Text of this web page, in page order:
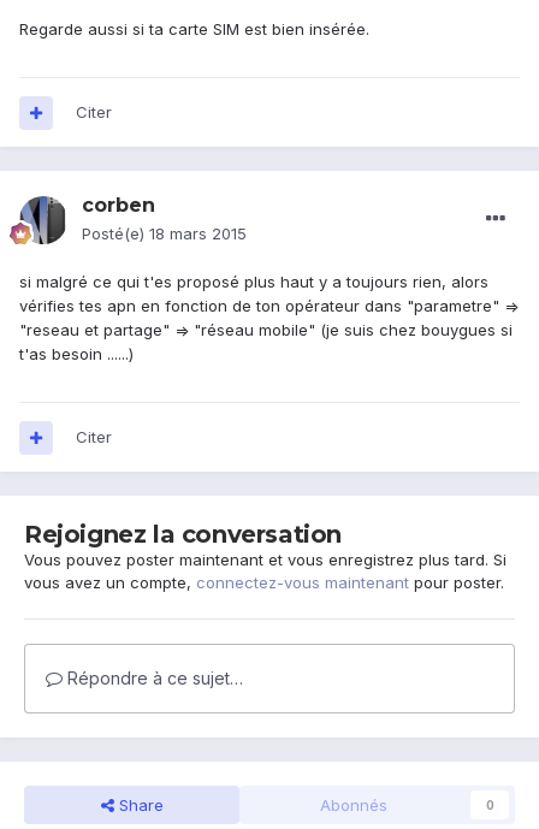
Regarde aussi si ta carte SIM est bien insérée.
Citer
corben
Posté(e) 18 mars 2015
si malgré ce qui t'es proposé plus haut y a toujours rien, alors
vérifies tes apn en fonction de ton opérateur dans "parametre" =>
"reseau et partage" => "réseau mobile" (je suis chez bouygues si
t'as besoin ......)
Citer
Rejoignez la conversation
Vous pouvez poster maintenant et vous enregistrez plus tard. Si
vous avez un compte, connectez-vous maintenant pour poster.
Répondre à ce sujet…
Share Abonnés 0